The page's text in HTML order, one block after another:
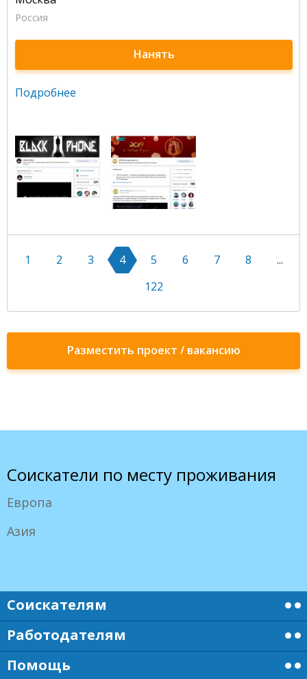
Россия
Нанять
Подробнее
1 2 3 4 5 6 7 8
...
122
Разместить проект / вакансию
Соискатели по месту проживания
Европа
Азия
Соискателям
Работодателям
Помощь